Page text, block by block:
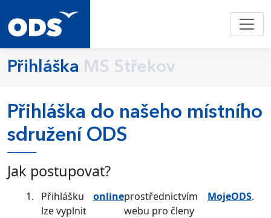
Přihláška MS Střekov
Přihláška do našeho místního
sdružení ODS
Jak postupovat?
Přihlášku
lze vyplnit
onlineprostřednictvím
webu pro členy
MojeODS.